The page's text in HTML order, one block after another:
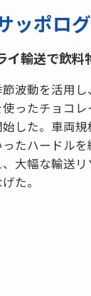
ッポロ
イ輸送で飲料
波動を活用し
ったチョコ
した。車両
たハードル
大幅な輸送
た。